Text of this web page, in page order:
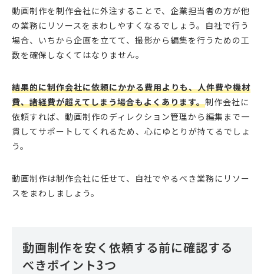
動画制作を制作会社に外注することで、企業担当者の方が他
の業務にリソースをまわしやすくなるでしょう。自社で行う
場合、いちから企画を立てて、撮影から編集を行うための工
数を確保しなくてはなりません。
結果的に制作会社に依頼にかかる費用よりも、人件費や機材
費、諸経費が超えてしまう場合もよくあります。制作会社に
依頼すれば、動画制作のディレクション管理から編集まで一
貫してサポートしてくれるため、心にゆとりが持てるでしょ
う。
動画制作は制作会社に任せて、自社でやるべき業務にリソー
スをまわしましょう。
動画制作を安く依頼する前に確認する
べきポイント3つ